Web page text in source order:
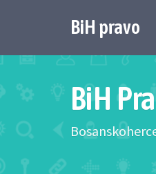
BiH pravo
BiH